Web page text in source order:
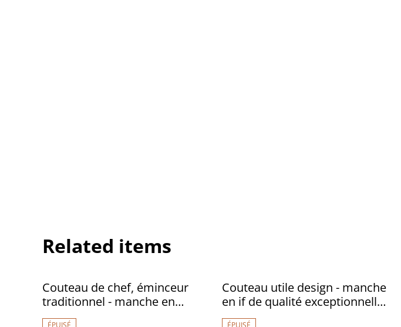
Related items
Couteau de chef, éminceur
traditionnel - manche en
cerisier, lame carbone
ÉPUISÉ
Couteau utile design - manche
en if de qualité exceptionnelle,
lame carbone
ÉPUISÉ